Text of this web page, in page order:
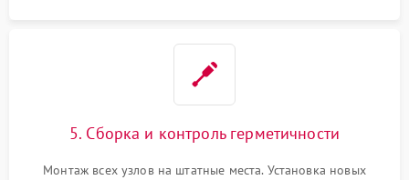
5. Сборка и контроль герметичности
Монтаж всех узлов на штатные места. Установка новых